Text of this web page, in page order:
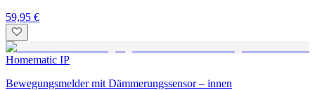
59,95 €
Homematic IP
Bewegungsmelder mit Dämmerungssensor – innen